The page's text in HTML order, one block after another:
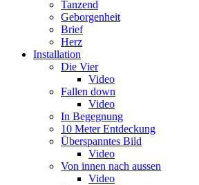
Tanzend
Geborgenheit
Brief
Herz
Installation
Die Vier
Video
Fallen down
Video
In Begegnung
10 Meter Entdeckung
Überspanntes Bild
Video
Von innen nach aussen
Video